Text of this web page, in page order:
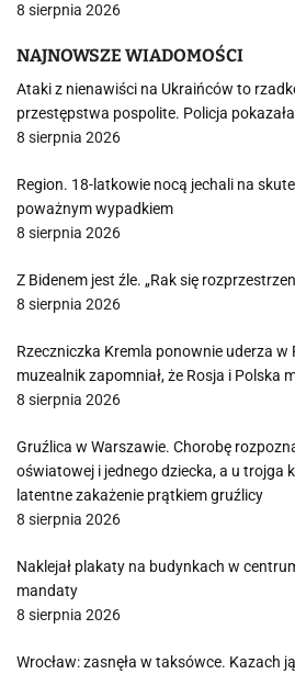
8 sierpnia 2026
NAJNOWSZE WIADOMOŚCI
Ataki z nienawiści na Ukraińców to
przestępstwa pospolite. Policja
8 sierpnia 2026
Region. 18-latkowie nocą jechali na
poważnym wypadkiem
8 sierpnia 2026
Z Bidenem jest źle. „Rak się
8 sierpnia 2026
Rzeczniczka Kremla ponownie uderza w
muzealnik zapomniał, że Rosja i Polska
8 sierpnia 2026
Gruźlica w Warszawie. Chorobę
oświatowej i jednego dziecka, a u trojga
latentne zakażenie prątkiem gruźlicy
8 sierpnia 2026
Naklejał plakaty na budynkach w
mandaty
8 sierpnia 2026
Wrocław: zasnęła w taksówce. Kazach